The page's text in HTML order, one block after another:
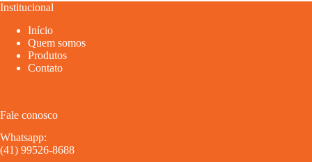
Institucional
Início
Quem somos
Produtos
Contato
Fale conosco
Whatsapp:
(41) 99526-8688